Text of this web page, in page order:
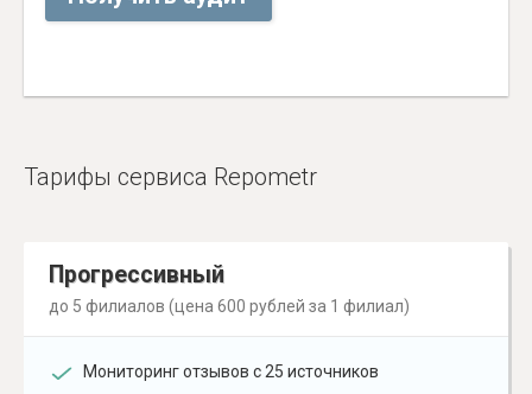
Тарифы сервиса Repometr
Прогрессивный
до 5 филиалов (цена 600 рублей за 1 филиал)
Мониторинг отзывов с 25 источников